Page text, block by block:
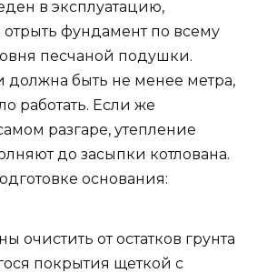
в эксплуатацию,
фундамент по всему
песчаной подушки.
быть не менее метра,
работать. Если же
разгаре, утепление
до засыпки котлована.
основания:
очистить от остатков грунта
покрытия щеткой с